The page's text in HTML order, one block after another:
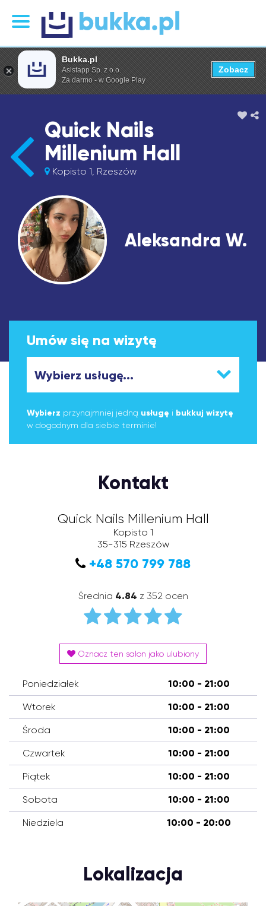
Quick Nails
Millenium Hall
Kopisto 1, Rzeszów
Aleksandra W.
Umów się na wizytę
Wybierz przynajmniej jedną usługę i bukkuj wizytę
w dogodnym dla siebie terminie!
Kontakt
Quick Nails Millenium Hall
Kopisto 1
35-315 Rzeszów
+48 570 799 788
Średnia 4.84 z 352 ocen
Oznacz ten salon jako ulubiony
Poniedziałek 10:00 - 21:00
Wtorek 10:00 - 21:00
Środa 10:00 - 21:00
Czwartek 10:00 - 21:00
Piątek 10:00 - 21:00
Sobota 10:00 - 21:00
Niedziela 10:00 - 20:00
Lokalizacja
Bukka.pl
Asistapp Sp. z o.o.
Za darmo - w Google Play
Zobacz